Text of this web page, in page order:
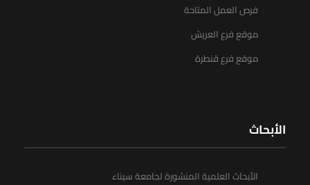
فرص العمل المتاحة
موقع فرع العريش
موقع فرع قنطرة
الأبحاث
الأبحاث العلمية المنشورة لجامعة سيناء